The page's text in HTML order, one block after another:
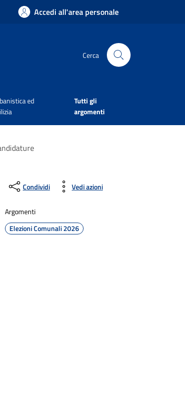
Accedi all'area personale
Cerca
ed
Tutti gli
argomenti
Condividi Vedi azioni
Argomenti
Elezioni Comunali 2026